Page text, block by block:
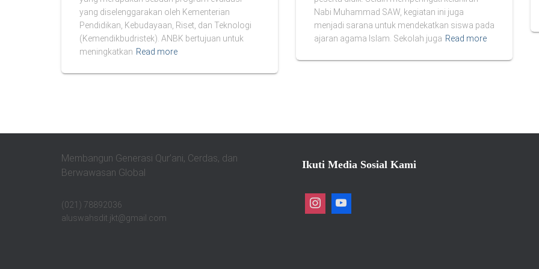
yang diselenggarakan oleh Kementerian
Pendidikan, Kebudayaan, Riset, dan Teknologi
(Kemendikbudristek). ANBK bertujuan untuk
meningkatkan Read more
Nabi Muhammad SAW, kegiatan ini juga
menjadi sarana untuk mendekatkan siswa pada
ajaran agama Islam. Sekolah juga Read more
Membangun Generasi Qur’ani, Cerdas, dan
Berwawasan Global
(021) 78892036
aluswahsdit.jkt@gmail.com
Ikuti Media Sosial Kami